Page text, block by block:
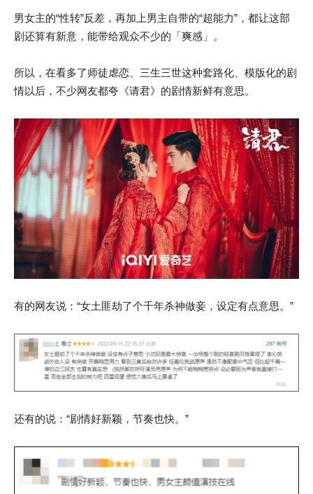
男女主的“性转”反差，再加上男主自带的“超能力”，都让这部
剧还算有新意，能带给观众不少的「爽感」。
所以，在看多了师徒虐恋、三生三世这种套路化、模版化的剧
情以后，不少网友都夸《请君》的剧情新鲜有意思。
有的网友说：“女土匪劫了个千年杀神做妾，设定有点意思。”
还有的说：“剧情好新颖，节奏也快。”